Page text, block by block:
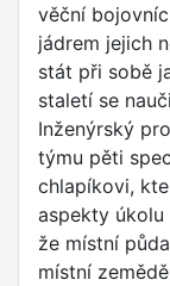
věční
jádrem jejich
stát při sobě
staletí se
Inženýrský
týmu pěti
chlapíkovi,
aspekty
že místní
místní